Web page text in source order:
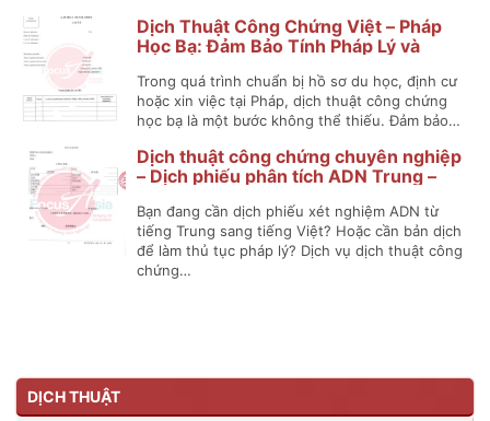
Dịch Thuật Công Chứng Việt – Pháp
Học Bạ: Đảm Bảo Tính Pháp Lý và
Trong quá trình chuẩn bị hồ sơ du học, định cư
hoặc xin việc tại Pháp, dịch thuật công chứng
học bạ là một bước không thể thiếu. Đảm bảo…
Dịch thuật công chứng chuyên nghiệp
– Dịch phiếu phân tích ADN Trung –
Bạn đang cần dịch phiếu xét nghiệm ADN từ
tiếng Trung sang tiếng Việt? Hoặc cần bản dịch
để làm thủ tục pháp lý? Dịch vụ dịch thuật công
chứng…
DỊCH THUẬT